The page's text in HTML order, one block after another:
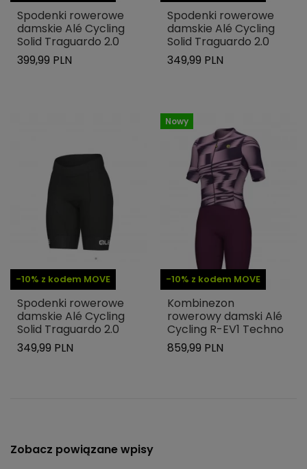
Spodenki rowerowe
damskie Alé Cycling
Solid Traguardo 2.0
399,99 PLN
Spodenki rowerowe
damskie Alé Cycling
Solid Traguardo 2.0
349,99 PLN
-10% z kodem MOVE
Spodenki rowerowe
damskie Alé Cycling
Solid Traguardo 2.0
349,99 PLN
-10% z kodem MOVE
Nowy
Kombinezon
rowerowy damski Alé
Cycling R-EV1 Techno
859,99 PLN
Zobacz powiązane wpisy